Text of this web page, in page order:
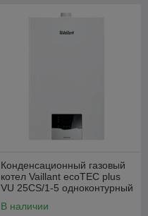
Конденсационный газовый
котел Vaillant ecoTEC plus
VU 25CS/1-5 одноконтурный
В наличии